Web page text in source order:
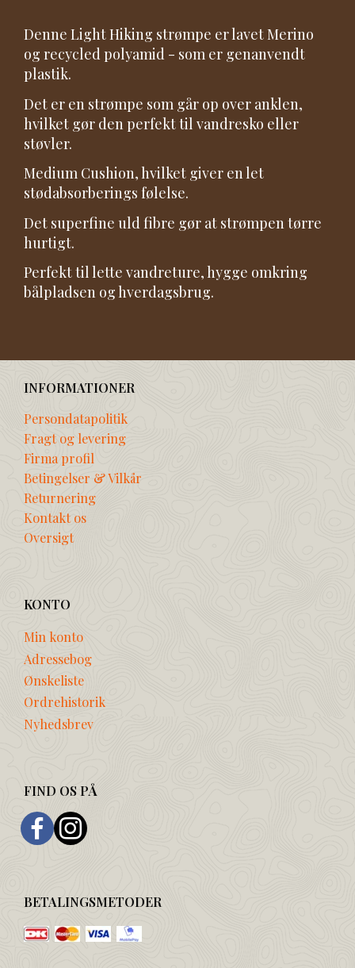
Denne Light Hiking strømpe er lavet Merino
og recycled polyamid - som er genanvendt
plastik.
Det er en strømpe som går op over anklen,
hvilket gør den perfekt til vandresko eller
støvler.
Medium Cushion, hvilket giver en let
stødabsorberings følelse.
Det superfine uld fibre gør at strømpen tørre
hurtigt.
Perfekt til lette vandreture, hygge omkring
bålpladsen og hverdagsbrug.
INFORMATIONER
Persondatapolitik
Fragt og levering
Firma profil
Betingelser & Vilkår
Returnering
Kontakt os
Oversigt
KONTO
Min konto
Adressebog
Ønskeliste
Ordrehistorik
Nyhedsbrev
FIND OS PÅ
BETALINGSMETODER